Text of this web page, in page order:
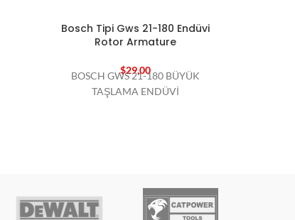
Bosch Tipi Gws 21-180 Endüvi
Rotor Armature
$29,00
BOSCH GWS 21-180 BÜYÜK
TAŞLAMA ENDÜVİ